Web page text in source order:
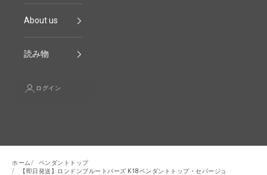
About us
読み物
ログイン
ホーム
ペンダントトップ
【即日発送】ロンドンブルートパーズ K18ペンダントトップ・セパージュ